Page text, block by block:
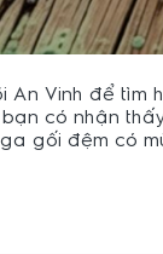
An Vinh để tìm
có nhận
gối đệm có